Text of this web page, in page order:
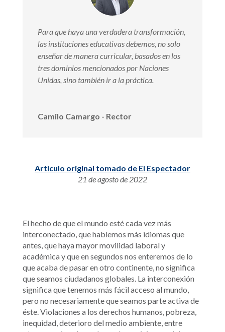
Para que haya una verdadera transformación,
las instituciones educativas debemos, no solo
enseñar de manera curricular, basados en los
tres dominios mencionados por Naciones
Unidas, sino también ir a la práctica.
Camilo Camargo - Rector
Artículo original tomado de El Espectador
21 de agosto de 2022
El hecho de que el mundo esté cada vez más
interconectado, que hablemos más idiomas que
antes, que haya mayor movilidad laboral y
académica y que en segundos nos enteremos de lo
que acaba de pasar en otro continente, no significa
que seamos ciudadanos globales. La interconexión
significa que tenemos más fácil acceso al mundo,
pero no necesariamente que seamos parte activa de
éste. Violaciones a los derechos humanos, pobreza,
inequidad, deterioro del medio ambiente, entre